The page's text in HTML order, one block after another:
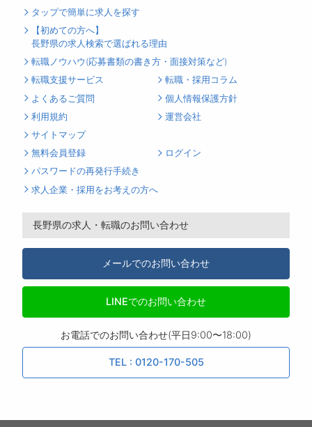
タップで簡単に求人を探す
【初めての方へ】
長野県の求人検索で選ばれる理由
転職ノウハウ(応募書類の書き方・面接対策など)
転職支援サービス
転職・採用コラム
よくあるご質問
個人情報保護方針
利用規約
運営会社
サイトマップ
無料会員登録
ログイン
パスワードの再発行手続き
求人企業・採用をお考えの方へ
長野県の求人・転職のお問い合わせ
メールでのお問い合わせ
LINEでのお問い合わせ
お電話でのお問い合わせ(平日9:00〜18:00)
TEL : 0120-170-505